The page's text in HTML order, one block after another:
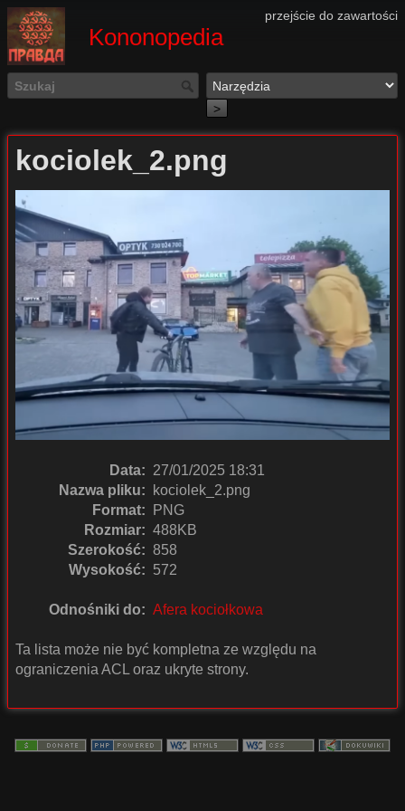
przejście do zawartości
Kononopedia
>
kociolek_2.png
Data: 27/01/2025 18:31
Nazwa pliku:
kociolek_2.png
Format:
PNG
Rozmiar: 488KB
Szerokość: 858
Wysokość: 572
Odnośniki do: Afera kociołkowa
Ta lista może nie być kompletna ze względu na
ograniczenia ACL oraz ukryte strony.